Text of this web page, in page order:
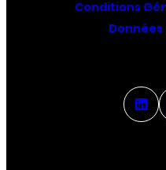
Conditions